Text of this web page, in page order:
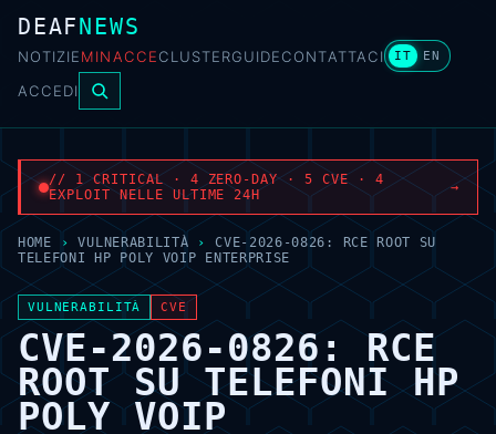
DEAFNEWS
NOTIZIEMINACCECLUSTERGUIDECONTATTACI IT EN
ACCEDI
// 1 CRITICAL · 4 ZERO-DAY · 5 CVE · 4
EXPLOIT NELLE ULTIME 24H
→
HOME › VULNERABILITÀ ›
CVE-2026-0826: RCE ROOT SU
TELEFONI HP POLY VOIP ENTERPRISE
VULNERABILITÀ CVE
CVE-2026-0826: RCE
ROOT SU TELEFONI HP
POLY VOIP